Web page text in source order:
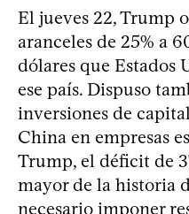
El jueves 22, Trump
aranceles de 25% a
dólares que Estados
ese país. Dispuso
inversiones de
China en empresas
Trump, el déficit de
mayor de la historia
necesario imponer